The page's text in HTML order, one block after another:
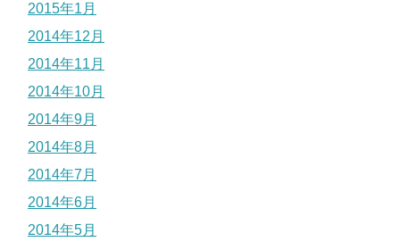
2015年1月
2014年12月
2014年11月
2014年10月
2014年9月
2014年8月
2014年7月
2014年6月
2014年5月